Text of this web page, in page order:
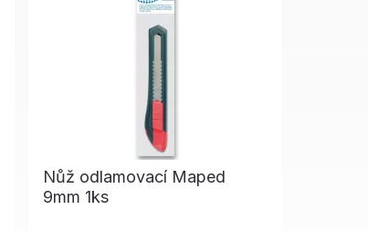
Nůž odlamovací Maped
9mm 1ks